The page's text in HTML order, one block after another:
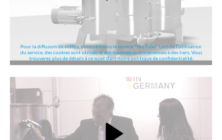
Pour la diffusion de vidéos, nous utilisons le service "YouTube". Lors de l'utilisation
du service, des cookies sont utilisés et des données sont transmises à des tiers. Vous
trouverez plus de détails à ce sujet dans notre politique de confidentialité.